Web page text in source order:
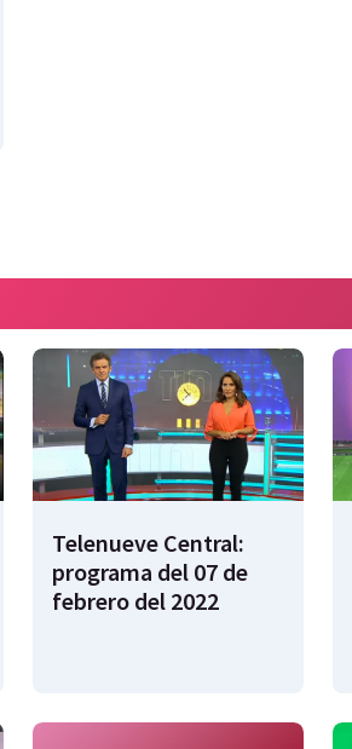
Telenueve Central:
programa del 07 de
febrero del 2022